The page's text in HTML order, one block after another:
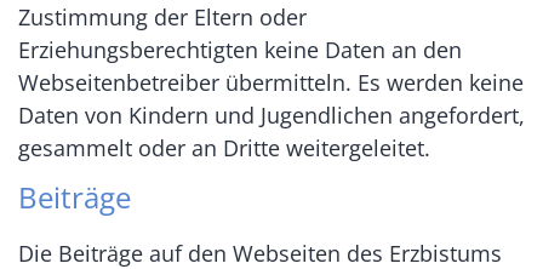
Zustimmung der Eltern oder
Erziehungsberechtigten keine Daten an den
Webseitenbetreiber übermitteln. Es werden keine
Daten von Kindern und Jugendlichen angefordert,
gesammelt oder an Dritte weitergeleitet.
Beiträge
Die Beiträge auf den Webseiten des Erzbistums